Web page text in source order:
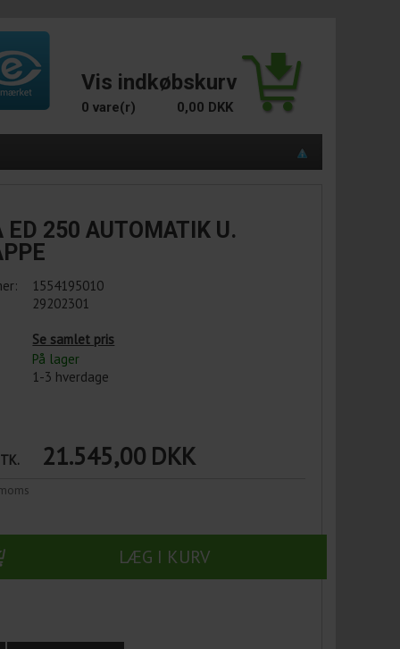
Vis indkøbskurv
0 vare(r) 0,00 DKK
ED 250 AUTOMATIK U.
1554195010
29202301
Se samlet pris
På lager
1-3 hverdage
21.545,00 DKK
LÆG I KURV